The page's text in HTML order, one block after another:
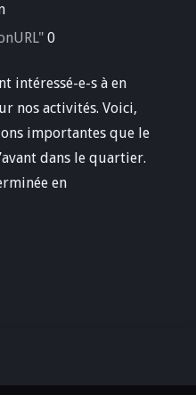
0
intéressé-e-s à en
nos activités. Voici,
importantes que le
dans le quartier.
en